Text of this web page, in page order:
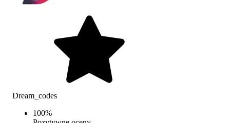
Dream_codes
100%